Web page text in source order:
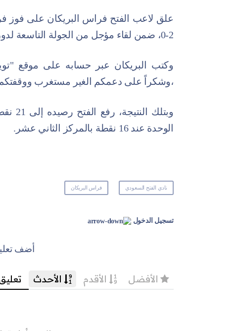
علق لاعب الفتح فراس البريكان على فوز
2-0، ضمن لقاء مؤجل من الجولة التاسعة لدوري روشن.
وكتب البريكان عبر حسابه على موقع
،وشكراً على دعمكم الغير مستغرب ووقفتكم
الوحدة عند 16 نقطة بالمركز الثاني عشر.
نادي الفتح السعودي فراس البريكان
تسجيل الدخول
أضف